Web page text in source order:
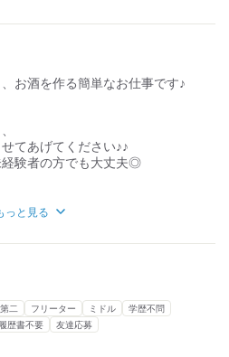
」
！」
等全部自由♪
ん♪
ことのできる
できます♪
アトップクラスです♪
ワガママも聞いてくれるので、働
強制されることは全くなく、スト
いだけでなく、しっかり稼ぐこと
率良く稼げます★★』
お酒を作る簡単なお仕事です♪
てあげてください♪♪
験者の方でも大丈夫◎
方が多く、
聞くことで、
っと見る
二 フリーター ミドル
学歴不問
履歴書不要 友達応募